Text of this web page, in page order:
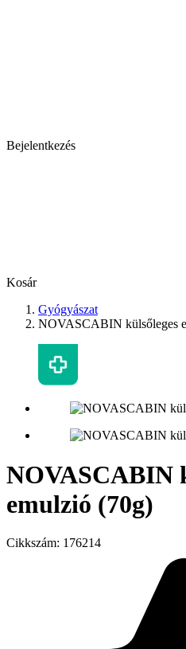
Bejelentkezés
Kosár
Gyógyászat
NOVASCABIN külsőleges
NOVASCABIN
emulzió (70g)
Cikkszám: 176214